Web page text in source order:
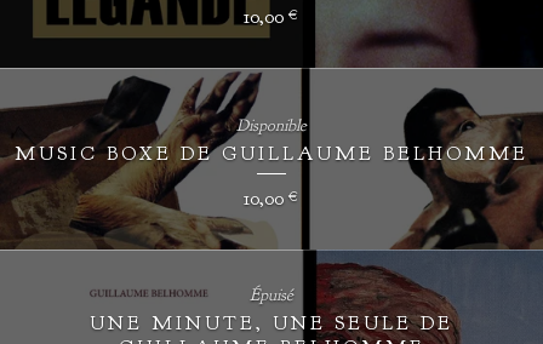
10,00 €
MUSIC BOXE DE GUILLAUME BELHOMME
10,00 €
Disponible
UNE MINUTE, UNE SEULE DE
Épuisé